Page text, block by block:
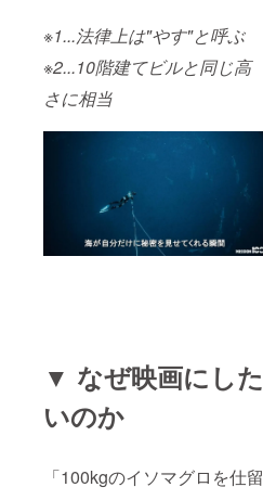
※1...法律上は"やす"と呼ぶ
※2...10階建てビルと同じ高
さに相当
▼ なぜ映画にした
いのか
「100kgのイソマグロを仕留